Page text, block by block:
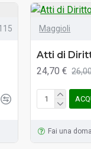
Maggioli
Atti di
24,70 €
Fai una